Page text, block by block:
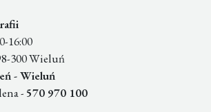
16:00
300 Wieluń
- Wieluń
- 570 970 100